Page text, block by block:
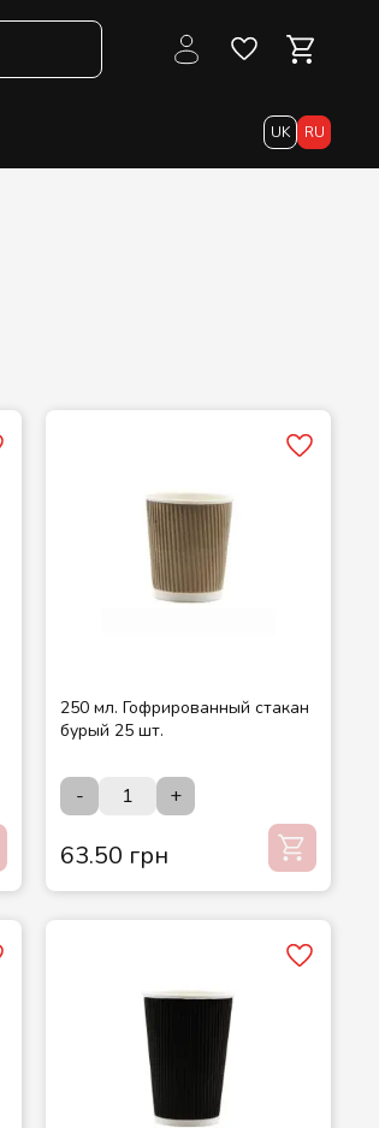
UK RU
250 мл. Гофрированный стакан
бурый 25 шт.
- +
63.50 грн